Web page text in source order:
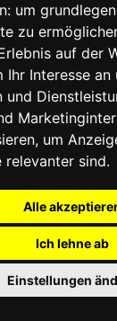
um
zu
auf der
Ihr Interesse an
und
, um
relevanter sind.
Alle
Ich lehne ab
Einstellungen
Srl - Viale Verdi 95
03298370135 - SDI: